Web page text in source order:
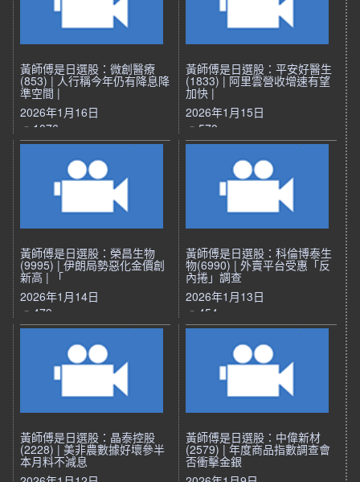
黃師傅是日選股：微創醫療
(853) | 人行稱今年仍有降息降
準空間 |
2026年1月16日
1076
黃師傅是日選股：平安好醫生
(1833) | 阿里雲營收增速有望
加快 |
2026年1月15日
570
黃師傅是日選股：榮昌生物
(9995) | 伊朗局勢惡化金價創
新高 | 「
2026年1月14日
479
黃師傅是日選股：科倫博泰生
物(6990) | 外賣平台受惠「反
內捲」調查
2026年1月13日
454
黃師傅是日選股：晶泰控股
(2228) | 美非農數據好壞參半
本月料不減息
黃師傅是日選股：中偉新材
(2579) | 年度商品指數調查會
否衝擊金銀